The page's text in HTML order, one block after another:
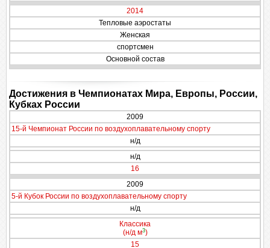
2014
Тепловые аэростаты
Женская
спортсмен
Основной состав
Достижения в Чемпионатах Мира, Европы, России,
Кубках России
2009
15-й Чемпионат России по воздухоплавательному спорту
н/д
н/д
16
2009
5-й Кубок России по воздухоплавательному спорту
н/д
Классика
(н/д м3)
15